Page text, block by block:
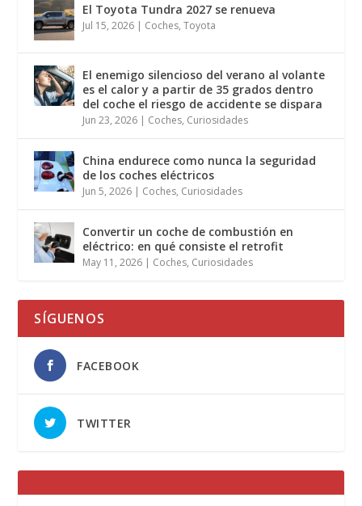
El Toyota Tundra 2027 se renueva
Jul 15, 2026 | Coches,Toyota
El enemigo silencioso del verano al volante
es el calor y a partir de 35 grados dentro
del coche el riesgo de accidente se dispara
Jun 23, 2026 | Coches, Curiosidades
China endurece como nunca la seguridad
de los coches eléctricos
Jun 5, 2026 | Coches, Curiosidades
Convertir un coche de combustión en
eléctrico: en qué consiste el retrofit
May 11, 2026 | Coches, Curiosidades
SÍGUENOS
FACEBOOK
TWITTER